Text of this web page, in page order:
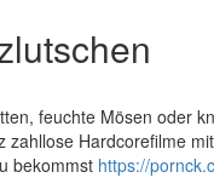
feuchte Mösen oder
Hardcorefilme
bekommst https://